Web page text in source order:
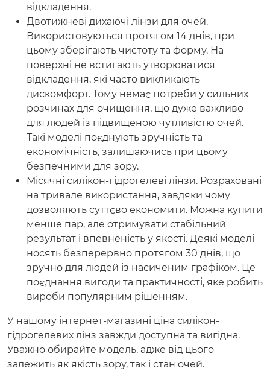
відкладення.
Двотижневі дихаючі лінзи для очей.
Використовуються протягом 14 днів, при
цьому зберігають чистоту та форму. На
поверхні не встигають утворюватися
відкладення, які часто викликають
дискомфорт. Тому немає потреби у сильних
розчинах для очищення, що дуже важливо
для людей із підвищеною чутливістю очей.
Такі моделі поєднують зручність та
економічність, залишаючись при цьому
безпечними для зору.
Місячні силікон-гідрогелеві лінзи. Розраховані
на тривале використання, завдяки чому
дозволяють суттєво економити. Можна купити
менше пар, але отримувати стабільний
результат і впевненість у якості. Деякі моделі
носять безперервно протягом 30 днів, що
зручно для людей із насиченим графіком. Це
поєднання вигоди та практичності, яке робить
вироби популярним рішенням.
У нашому інтернет-магазині ціна силікон-
гідрогелевих лінз завжди доступна та вигідна.
Уважно обирайте модель, адже від цього
залежить як якість зору, так і стан очей.